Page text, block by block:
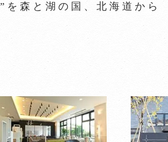
を森と湖の国、北海道から